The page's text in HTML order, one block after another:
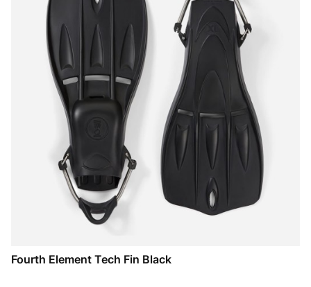
Fourth Element Tech Fin Black